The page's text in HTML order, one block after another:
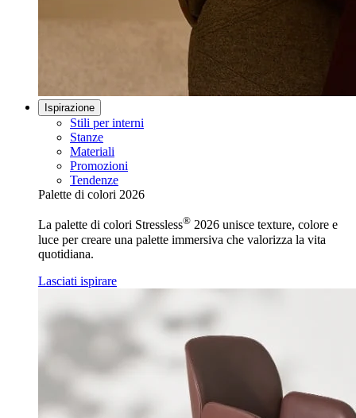
Ispirazione
Stili per interni
Stanze
Materiali
Promozioni
Tendenze
Palette di colori 2026
La palette di colori Stressless® 2026 unisce texture, colore e
luce per creare una palette immersiva che valorizza la vita
quotidiana.
Lasciati ispirare